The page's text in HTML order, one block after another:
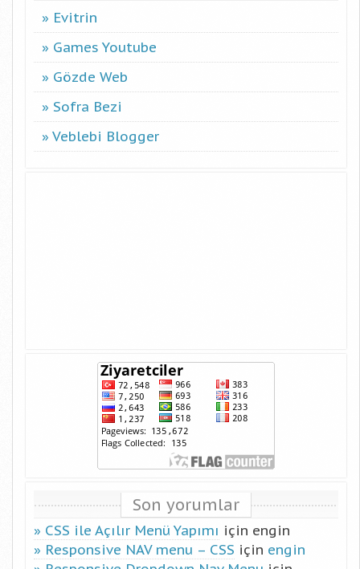
Evitrin
Games Youtube
Gözde Web
Sofra Bezi
Veblebi Blogger
Son yorumlar
CSS ile Açılır Menü Yapımı için engin
Responsive NAV menu – CSS için engin